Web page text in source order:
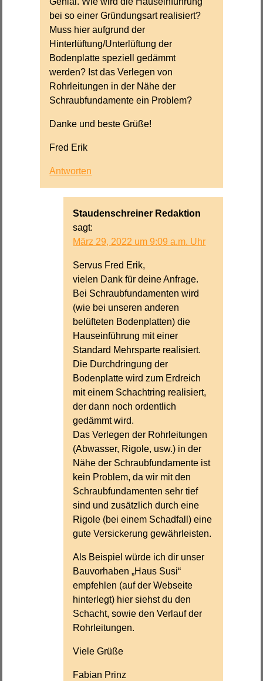
bei so einer Gründungsart realisiert?
Muss hier aufgrund der
Hinterlüftung/Unterlüftung der
Bodenplatte speziell gedämmt
werden? Ist das Verlegen von
Rohrleitungen in der Nähe der
Schraubfundamente ein Problem?
Danke und beste Grüße!
Fred Erik
Antworten
Staudenschreiner Redaktion
sagt:
März 29, 2022 um 9:09 a.m. Uhr
Servus Fred Erik,
vielen Dank für deine Anfrage.
Bei Schraubfundamenten wird
(wie bei unseren anderen
belüfteten Bodenplatten) die
Hauseinführung mit einer
Standard Mehrsparte realisiert.
Die Durchdringung der
Bodenplatte wird zum Erdreich
mit einem Schachtring realisiert,
der dann noch ordentlich
gedämmt wird.
Das Verlegen der Rohrleitungen
(Abwasser, Rigole, usw.) in der
Nähe der Schraubfundamente ist
kein Problem, da wir mit den
Schraubfundamenten sehr tief
sind und zusätzlich durch eine
Rigole (bei einem Schadfall) eine
gute Versickerung gewährleisten.
Als Beispiel würde ich dir unser
Bauvorhaben „Haus Susi“
empfehlen (auf der Webseite
hinterlegt) hier siehst du den
Schacht, sowie den Verlauf der
Rohrleitungen.
Viele Grüße
Fabian Prinz